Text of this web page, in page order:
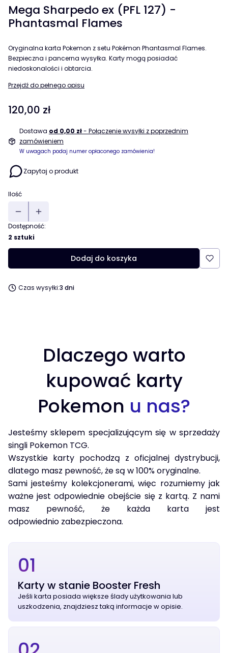
Mega Sharpedo ex (PFL 127) -
Phantasmal Flames
Oryginalna karta Pokemon z setu Pokémon Phantasmal Flames.
Bezpieczna i pancerna wysyłka. Karty mogą posiadać
niedoskonalości i obtarcia.
Przejdź do pełnego opisu
Cena
120,00 zł
Dostawa od 0,00 zł- Połączenie wysyłki z poprzednim
zamówieniem
W uwagach podaj numer opłaconego zamówienia!
Zapytaj o produkt
Ilość
Dostępność:
2 sztuki
Dodaj do koszyka
Czas wysyłki:3 dni
Dlaczego warto
kupować karty
Pokemon u nas?
Jesteśmy sklepem specjalizującym się w sprzedaży
singli Pokemon TCG.
Wszystkie karty pochodzą z oficjalnej dystrybucji,
dlatego masz pewność, że są w 100% oryginalne.
Sami jesteśmy kolekcjonerami, więc rozumiemy jak
ważne jest odpowiednie obejście się z kartą. Z nami
masz pewność, że każda karta jest
odpowiednio zabezpieczona.
01
Karty w stanie Booster Fresh
Jeśli karta posiada większe ślady użytkowania lub
uszkodzenia, znajdziesz taką informacje w opisie.